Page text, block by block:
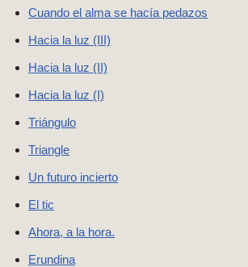
Cuando el alma se hacía pedazos
Hacia la luz (III)
Hacia la luz (II)
Hacia la luz (I)
Triángulo
Triangle
Un futuro incierto
El tic
Ahora, a la hora.
Erundina